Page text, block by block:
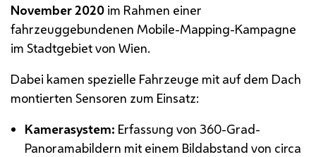
November 2020 im Rahmen einer
fahrzeuggebundenen Mobile-Mapping-Kampagne
im Stadtgebiet von Wien.
Dabei kamen spezielle Fahrzeuge mit auf dem Dach
montierten Sensoren zum Einsatz:
Kamerasystem: Erfassung von 360-Grad-
Panoramabildern mit einem Bildabstand von circa